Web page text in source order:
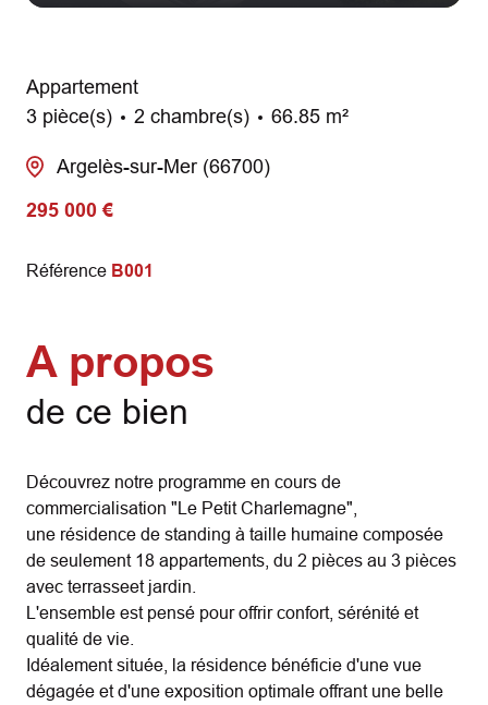
Appartement
3 pièce(s)
2 chambre(s) 66.85 m²
Argelès-sur-Mer (66700)
295 000 €
Référence B001
A propos
de ce bien
Découvrez notre programme en cours de
commercialisation "Le Petit Charlemagne",
une résidence de standing à taille humaine composée
de seulement 18 appartements, du 2 pièces au 3 pièces
avec terrasseet jardin.
L'ensemble est pensé pour offrir confort, sérénité et
qualité de vie.
Idéalement située, la résidence bénéficie d'une vue
dégagée et d'une exposition optimale offrant une belle